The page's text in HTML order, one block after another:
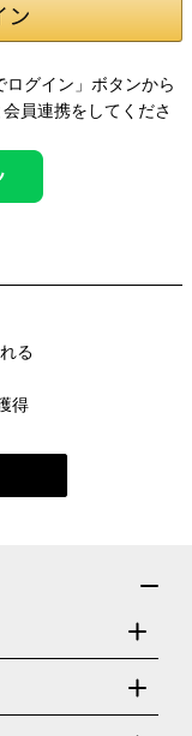
グイン」ボタンから
会員連携をしてくださ
る
得